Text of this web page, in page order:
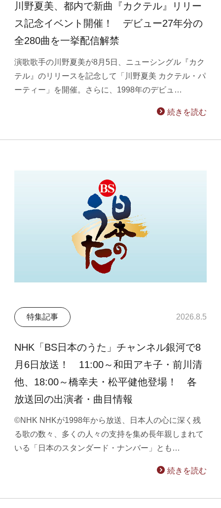
川野夏美、都内で新曲『カクテル』リリー
ス記念イベント開催！ デビュー27年分の
全280曲を一挙配信解禁
演歌歌手の川野夏美が8月5日、ニューシングル『カク
テル』のリリースを記念して「川野夏美 カクテル・パ
ーティー」を開催。さらに、1998年のデビュ…
続きを読む
特集記事 2026.8.5
NHK「BS日本のうた」チャンネル銀河で8
月6日放送！ 11:00～和田アキ子・前川清
他、18:00～橋幸夫・松平健他登場！ 各
放送回の出演者・曲目情報
©NHK NHKが1998年から放送、日本人の心に深く残
る歌の数々、多くの人々の支持を集め長年親しまれて
いる「日本のスタンダード・ナンバー」とも…
続きを読む